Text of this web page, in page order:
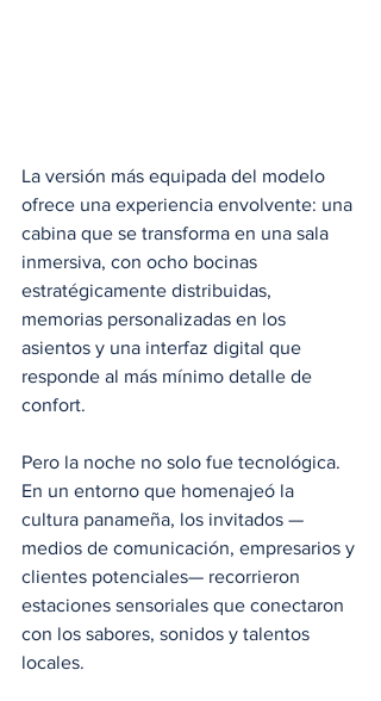
La versión más equipada del modelo
ofrece una experiencia envolvente: una
cabina que se transforma en una sala
inmersiva, con ocho bocinas
estratégicamente distribuidas,
memorias personalizadas en los
asientos y una interfaz digital que
responde al más mínimo detalle de
confort.
Pero la noche no solo fue tecnológica.
En un entorno que homenajeó la
cultura panameña, los invitados —
medios de comunicación, empresarios y
clientes potenciales— recorrieron
estaciones sensoriales que conectaron
con los sabores, sonidos y talentos
locales.